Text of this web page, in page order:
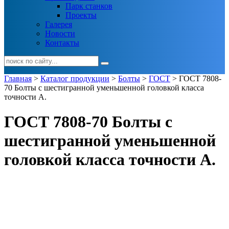
Парк станков
Проекты
Галерея
Новости
Контакты
Главная > Каталог продукции > Болты > ГОСТ > ГОСТ 7808-
70 Болты с шестигранной уменьшенной головкой класса
точности А.
ГОСТ 7808-70 Болты с
шестигранной уменьшенной
головкой класса точности А.